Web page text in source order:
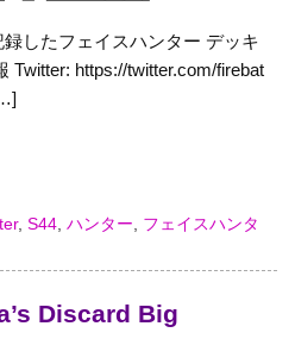
したフェイスハンター デッキ
Twitter: https://twitter.com/firebat
,S44,ハンター, フェイスハンタ
Discard Big